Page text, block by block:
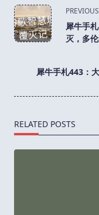
<span
class="nav-
subtitle
reader-
text">Page</span>
犀牛手
灭，多
犀牛手札443：
RELATED POSTS